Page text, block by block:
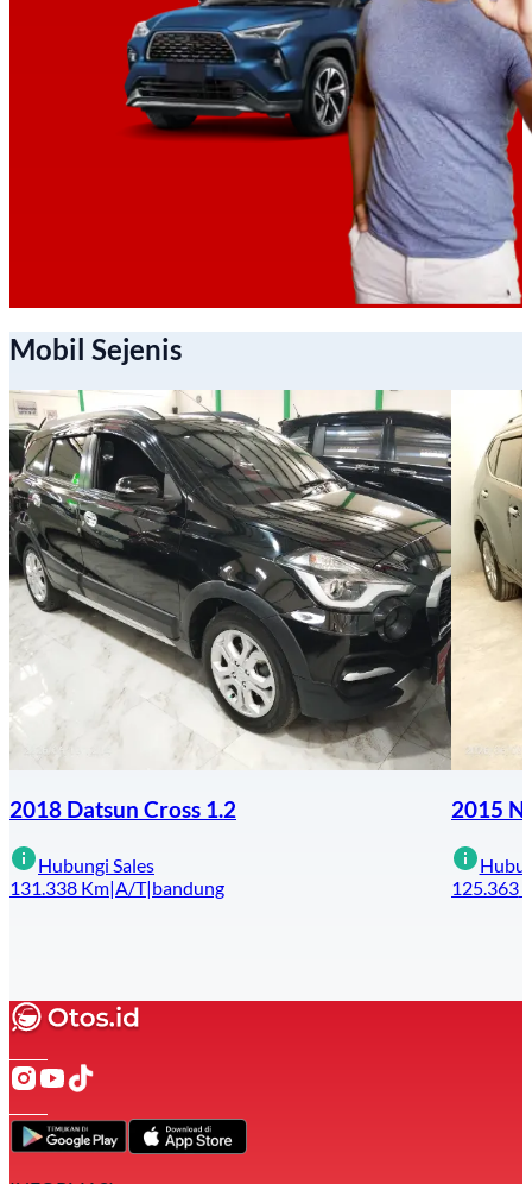
Mobil Sejenis
2018 Datsun Cross 1.2
Hubungi Sales
131.338 Km|A/T|bandung
2015
125.363